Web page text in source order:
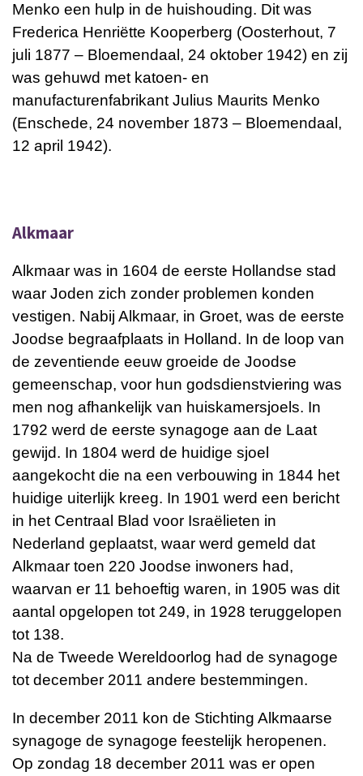
Menko een hulp in de huishouding. Dit was
Frederica Henriëtte Kooperberg (Oosterhout, 7
juli 1877 – Bloemendaal, 24 oktober 1942) en zij
was gehuwd met katoen- en
manufacturenfabrikant Julius Maurits Menko
(Enschede, 24 november 1873 – Bloemendaal,
12 april 1942).
Alkmaar
Alkmaar was in 1604 de eerste Hollandse stad
waar Joden zich zonder problemen konden
vestigen. Nabij Alkmaar, in Groet, was de eerste
Joodse begraafplaats in Holland. In de loop van
de zeventiende eeuw groeide de Joodse
gemeenschap, voor hun godsdienstviering was
men nog afhankelijk van huiskamersjoels. In
1792 werd de eerste synagoge aan de Laat
gewijd. In 1804 werd de huidige sjoel
aangekocht die na een verbouwing in 1844 het
huidige uiterlijk kreeg. In 1901 werd een bericht
in het Centraal Blad voor Israëlieten in
Nederland geplaatst, waar werd gemeld dat
Alkmaar toen 220 Joodse inwoners had,
waarvan er 11 behoeftig waren, in 1905 was dit
aantal opgelopen tot 249, in 1928 teruggelopen
tot 138.
Na de Tweede Wereldoorlog had de synagoge
tot december 2011 andere bestemmingen.
In december 2011 kon de Stichting Alkmaarse
synagoge de synagoge feestelijk heropenen.
Op zondag 18 december 2011 was er open